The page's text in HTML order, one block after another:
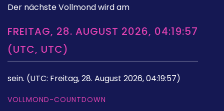
Der nächste Vollmond wird am
FREITAG, 28. AUGUST 2026, 04:19:57
(UTC, UTC)
sein. (UTC: Freitag, 28. August 2026, 04:19:57)
VOLLMOND-COUNTDOWN